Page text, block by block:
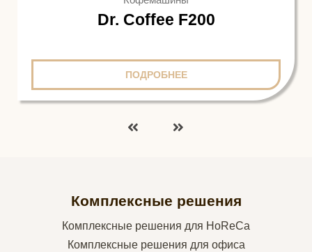
Dr. Coffee F200
ПОДРОБНЕЕ
Комплексные решения
Комплексные решения для HoReCa
Комплексные решения для офиса